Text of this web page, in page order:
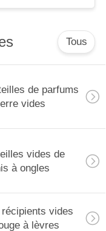
Tous
de parfums
vides
vides de
à ongles
récipients vides
à lèvres